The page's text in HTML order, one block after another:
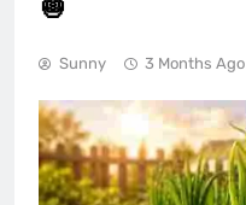
🧅
Sunny 3 Months Ago